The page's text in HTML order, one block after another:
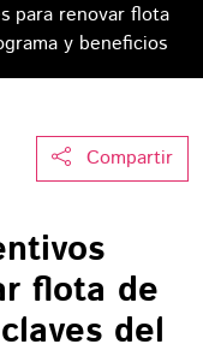
para renovar flota
y beneficios
Compartir
flota de
del